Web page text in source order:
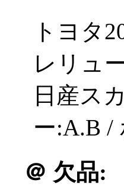
トヨタ
レリュ
日産ス
ー:A.B /
＠ 欠品: